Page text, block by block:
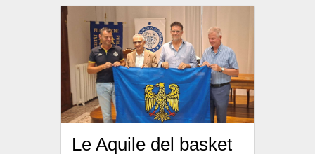
Le Aquile del basket